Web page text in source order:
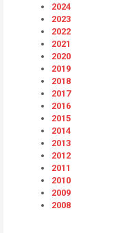
2024
2023
2022
2021
2020
2019
2018
2017
2016
2015
2014
2013
2012
2011
2010
2009
2008